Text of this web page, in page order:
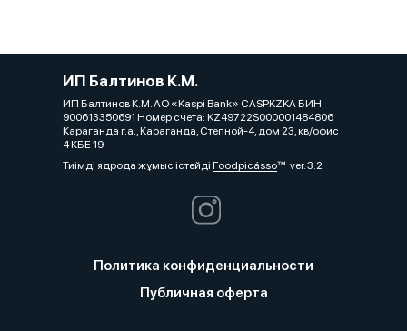
ИП Балтинов К.М.
ИП Балтинов К.М. АО «Kaspi Bank» CASPKZKA БИН
900613350691 Номер счета: KZ49722S000001484806
Караганда г.а., Караганда, Степной-4, дом 23, кв/офис
4 КБЕ 19
Тиімді ядрода жұмыс істейді Foodpicássover. 3.2
Политика конфиденциальности
Публичная оферта